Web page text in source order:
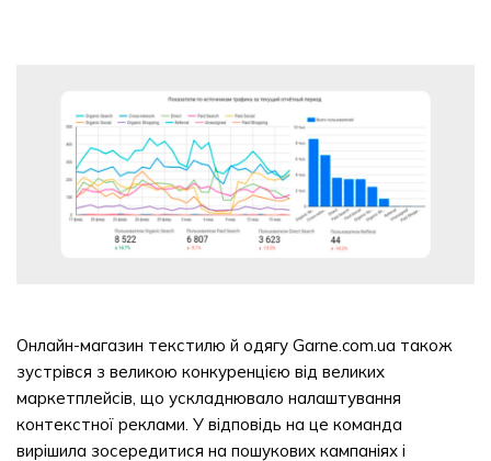
Онлайн-магазин текстилю й одягу Garne.com.ua також
зустрівся з великою конкуренцією від великих
маркетплейсів, що ускладнювало налаштування
контекстної реклами. У відповідь на це команда
вирішила зосередитися на пошукових кампаніях і